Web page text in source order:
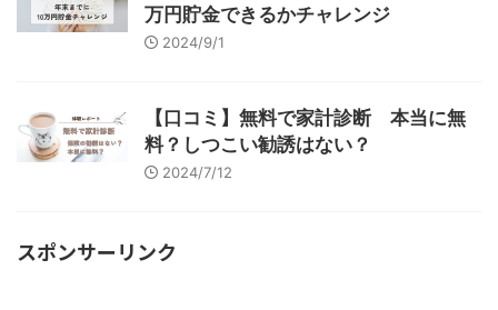
万円貯金できるかチャレンジ
2024/9/1
【口コミ】無料で家計診断 本当に無
料？しつこい勧誘はない？
2024/7/12
スポンサーリンク